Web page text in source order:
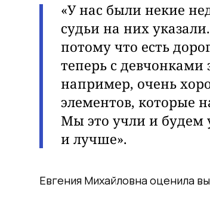
«У нас были некие
судьи на них
потому что есть
теперь с
например, очень
элементов, которые
Мы это учли и будем
и лучше».
Евгения Михайловнаоценила